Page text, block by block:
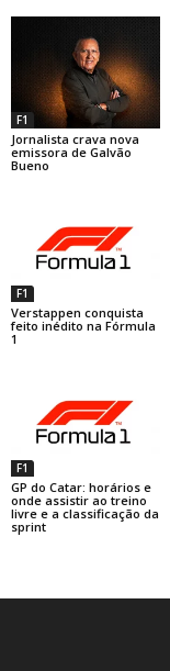
F1
Jornalista crava nova
emissora de Galvão
Bueno
F1
Verstappen conquista
feito inédito na Fórmula
1
F1
GP do Catar: horários e
onde assistir ao treino
livre e a classificação da
sprint